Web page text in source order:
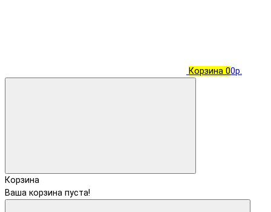
Корзина 00р.
Корзина
Ваша корзина пуста!